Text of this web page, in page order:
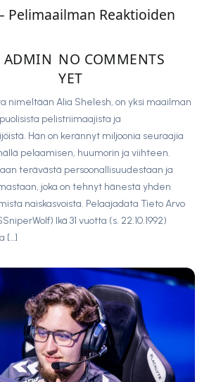
Pelimaailman Reaktioiden
ADMIN NO COMMENTS
YET
nimeltään Alia Shelesh, on yksi maailman
pelistriimaajista ja
Hän on kerännyt miljoonia seuraajia
pelaamisen, huumorin ja viihteen.
terävästä persoonallisuudestaan ja
joka on tehnyt hänestä yhden
naiskasvoista. Pelaajadata Tieto Arvo
Ikä 31 vuotta (s. 22.10.1992)
[…]